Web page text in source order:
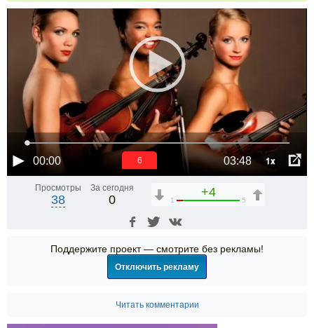
00:00 03:48 1x
6
Просмотры
38
За сегодня
0
+4
1 5
Поддержите проект — смотрите без рекламы!
Отключить рекламу
Читать комментарии